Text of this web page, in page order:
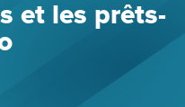
et les prêts-